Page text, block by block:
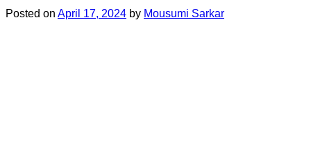
Posted on April 17, 2024 by Mousumi Sarkar